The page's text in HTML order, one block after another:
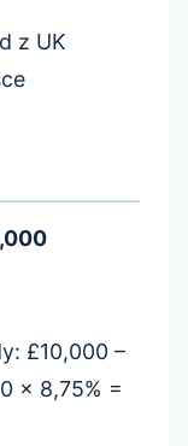
z UK
£10,000 –
× 8,75% =